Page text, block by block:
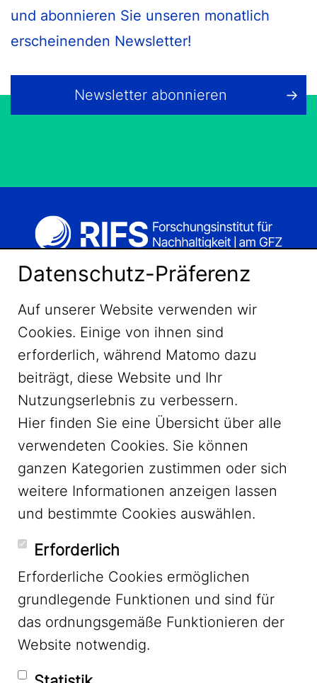
und abonnieren Sie unseren monatlich
erscheinenden Newsletter!
Newsletter abonnieren
LinkedIn
YouTube
Mastodon
Datenschutz-Präferenz
Auf unserer Website verwenden wir
Cookies. Einige von ihnen sind
erforderlich, während Matomo dazu
beiträgt, diese Website und Ihr
Nutzungserlebnis zu verbessern.
Hier finden Sie eine Übersicht über alle
verwendeten Cookies. Sie können
ganzen Kategorien zustimmen oder sich
weitere Informationen anzeigen lassen
und bestimmte Cookies auswählen.
Erforderlich
Erforderliche Cookies ermöglichen
grundlegende Funktionen und sind für
das ordnungsgemäße Funktionieren der
Website notwendig.